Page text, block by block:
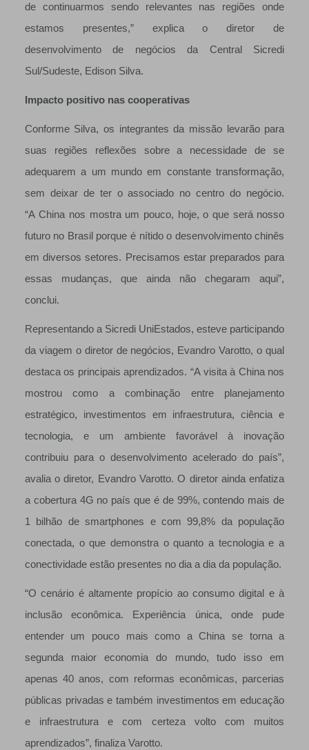
de continuarmos sendo relevantes nas regiões onde
estamos presentes,” explica o diretor de
desenvolvimento de negócios da Central Sicredi
Sul/Sudeste, Edison Silva.
Impacto positivo nas cooperativas
Conforme Silva, os integrantes da missão levarão para
suas regiões reflexões sobre a necessidade de se
adequarem a um mundo em constante transformação,
sem deixar de ter o associado no centro do negócio.
“A China nos mostra um pouco, hoje, o que será nosso
futuro no Brasil porque é nítido o desenvolvimento chinês
em diversos setores. Precisamos estar preparados para
essas mudanças, que ainda não chegaram aqui”,
conclui.
Representando a Sicredi UniEstados, esteve participando
da viagem o diretor de negócios, Evandro Varotto, o qual
destaca os principais aprendizados. “A visita à China nos
mostrou como a combinação entre planejamento
estratégico, investimentos em infraestrutura, ciência e
tecnologia, e um ambiente favorável à inovação
contribuiu para o desenvolvimento acelerado do país”,
avalia o diretor, Evandro Varotto. O diretor ainda enfatiza
a cobertura 4G no país que é de 99%, contendo mais de
1 bilhão de smartphones e com 99,8% da população
conectada, o que demonstra o quanto a tecnologia e a
conectividade estão presentes no dia a dia da população.
“O cenário é altamente propício ao consumo digital e à
inclusão econômica. Experiência única, onde pude
entender um pouco mais como a China se torna a
segunda maior economia do mundo, tudo isso em
apenas 40 anos, com reformas econômicas, parcerias
públicas privadas e também investimentos em educação
e infraestrutura e com certeza volto com muitos
aprendizados”, finaliza Varotto.